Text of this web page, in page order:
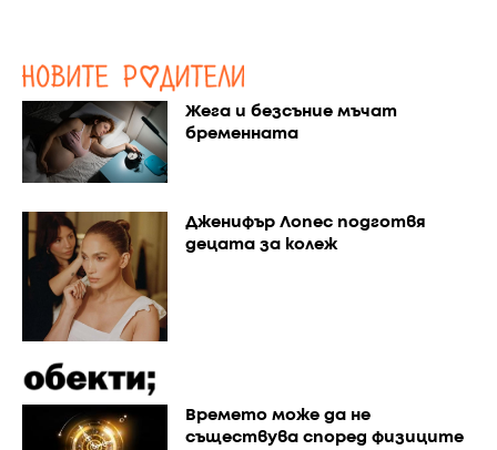
Жега и безсъние мъчат
бременната
Дженифър Лопес подготвя
децата за колеж
Времето може да не
съществува според физиците